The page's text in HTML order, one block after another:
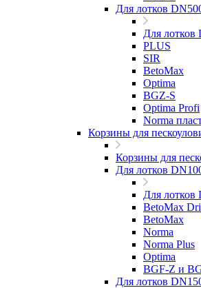
Для лотков
Для лотков
PLUS
SIR
BetoMax
Optima
BGZ-S
Optima Profi
Norma
Корзины для
Корзины для
Для лотков
Для лотков
BetoMax
BetoMax
Norma
Norma Plus
Optima
BGF-Z и
Для лотков